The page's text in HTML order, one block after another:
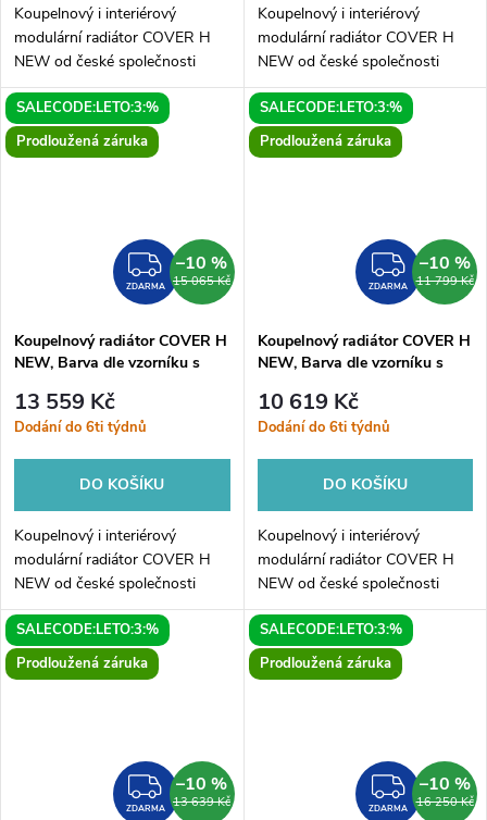
Koupelnový i interiérový
modulární radiátor COVER H
NEW od české společnosti
HOPA. Elegantní radiátor je
dostupný v mnoha variantách.
COVER H NEW je originální
radiátor...
Koupelnový i interiérový
modulární radiátor COVER H
NEW od české společnosti
HOPA. Elegantní radiátor je
dostupný v mnoha variantách.
COVER H NEW je originální
radiátor...
SALECODE:LETO:3:%
Prodloužená záruka
ZDARMA
ZDARMA 15 065 Kč
–10 %
Koupelnový radiátor COVER H
NEW, Barva dle vzorníku s
500 mm
13 559 Kč
Dodání do 6ti týdnů
DO KOŠÍKU
Koupelnový i interiérový
modulární radiátor COVER H
NEW od české společnosti
HOPA. Elegantní radiátor je
dostupný v mnoha variantách.
COVER H NEW je originální
radiátor...
SALECODE:LETO:3:%
Prodloužená záruka
ZDARMA 11 799 Kč
–10 %
Koupelnový radiátor COVER H
NEW, Barva dle vzorníku s
240 mm
10 619 Kč
Dodání do 6ti týdnů
DO KOŠÍKU
Koupelnový i interiérový
modulární radiátor COVER H
NEW od české společnosti
HOPA. Elegantní radiátor je
dostupný v mnoha variantách.
COVER H NEW je originální
radiátor...
SALECODE:LETO:3:%
Prodloužená záruka
ZDARMA
ZDARMA 13 639 Kč
–10 %
SALECODE:LETO:3:%
Prodloužená záruka
ZDARMA 16 250 Kč
–10 %